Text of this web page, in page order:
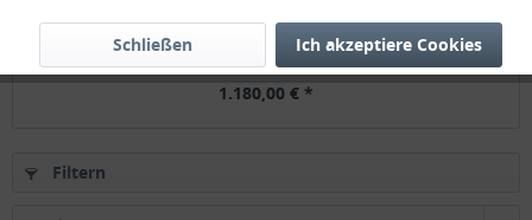
Nordcap UKW4/1-E Einbaukühlwanne für 4x 1/1GN...
1.180,00 € *
Filtern
Ich akzeptiere Cookies
Schließen